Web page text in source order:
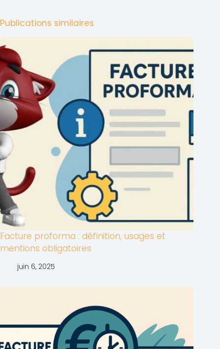
Publications similaires
Facture proforma : définition, usages et
mentions obligatoires
juin 6, 2025